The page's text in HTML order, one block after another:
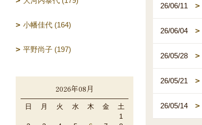
26/06/11
26/06/04
26/05/28
26/05/21
26/05/14
小幡佳代 (164)
平野尚子 (197)
2026年08月
日 月 火 水 木 金
土
1